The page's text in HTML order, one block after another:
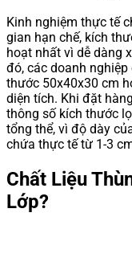
Kinh nghiệm thực tế
gian hạn chế, kích
hoạt nhất vì dễ dàng
đó, các doanh
thước 50x40x30 cm
diện tích. Khi đặt
thông số kích thước
tổng thể, vì độ dày
chứa thực tế từ 1-3
Chất Liệu
Lớp?